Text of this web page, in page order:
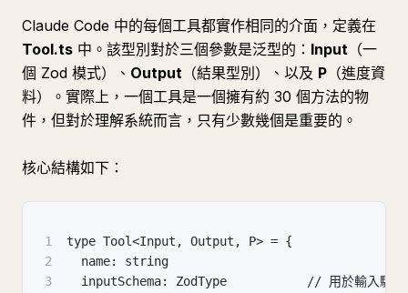
Claude Code 中的每個工具都實作相同的介面，定義在
Tool.ts 中。該型別對於三個參數是泛型的： Input （一
個 Zod 模式）、 Output （結果型別）、以及 P （進度資
料）。實際上，一個工具是一個擁有約 30 個方法的物
件，但對於理解系統而言，只有少數幾個是重要的。
核心結構如下：
1
type Tool<Input, Output, P> = {
2
  name: string
3
inputSchema: ZodType           // 用於輸入驗證